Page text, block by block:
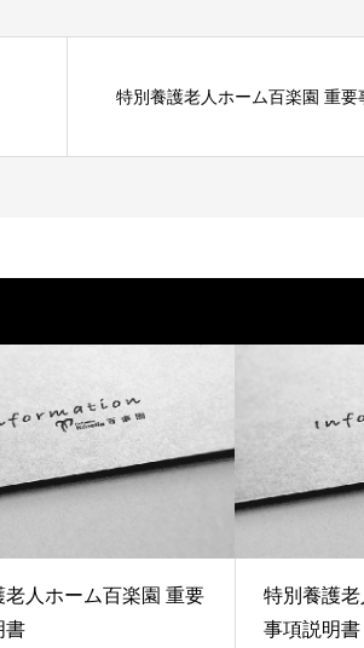
特別養護老人ホーム百楽園 重要
老人ホーム百楽園 重要
書
特別養護
事項説明書